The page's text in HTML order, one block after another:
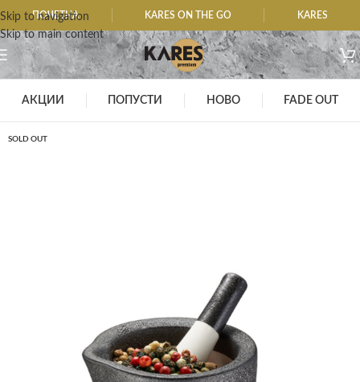
Skip to navigation
Skip to main content
ПОЧЕТНА KARES ON THE GO KARES
АКЦИИ ПОПУСТИ НОВО FADE OUT
SOLD OUT